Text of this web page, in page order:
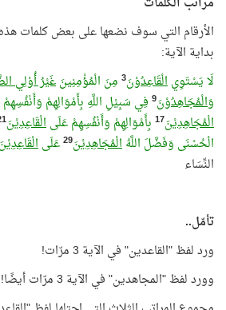
الأرقام التي سوف نضعها على بعض كلمات هذه
بداية الآية:
لَا يَسْتَوِيالْقَاعِدُوْنَ3 مِنَ الْمُؤْمِنِينَغَيْرُ أُوْلِي
وَالْمُجَاهِدُوْنَ9 فِي سَبِيْلِ اللَّهِ بِأَمْوَالِهِمْ
الْمُجَاهِدِيْنَ17 بِأَمْوَالِهِمْ وَأَنْفُسِهِمْ عَلَىالْقَاعِدِيْن
الْحُسْنَى وَفَضَّلَ اللَّهُالْمُجَاهِدِيْن29 عَلَىالْقَاعِدِيْن
النِّسَاء
تأمّل..
ورد لفظ "القاعدين" في الآية 3 مرّات!
وورد لفظ "المجاهدين" في الآية 3 مرّات أيضًا!